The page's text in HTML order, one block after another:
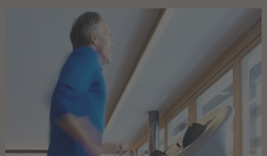
Lagació Dine-Around Experience
Alta Badia e le Dolomiti
Inhouse Shop & Rent
Estate
OFFERTE